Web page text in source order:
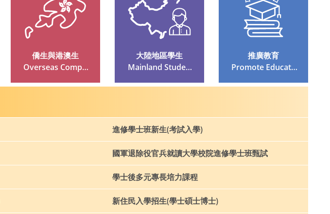
僑生與港澳生
Overseas Compat
大陸地區學生
Mainland Student
推廣教育
Promote Educatio
進修學士班新生(考試入學)
國軍退除役官兵就讀大學校院進修學士班甄試
學士後多元專長培力課程
新住民入學招生(學士碩士博士)